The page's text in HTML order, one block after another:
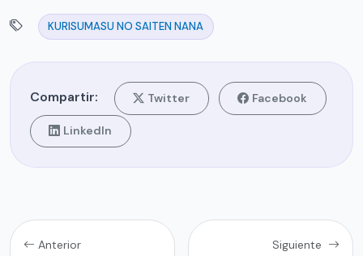
KURISUMASU NO SAITEN NANA
Compartir: Twitter Facebook
LinkedIn
Anterior
Siguiente